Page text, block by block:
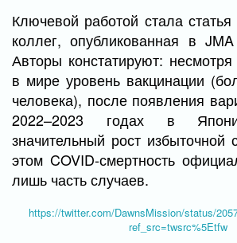
Ключевой работой стала
коллег, опубликованная в
Авторы констатируют:
в мире уровень вакцинации
человека), после появления
2022–2023 годах в
значительный рост избыточной
этом COVID-смертность
лишь часть случаев.
https://twitter.com/DawnsMission/status/
ref_src=twsrc%5Etfw